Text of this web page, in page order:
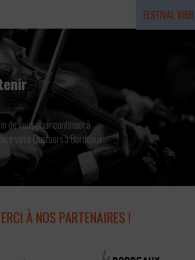
FESTIVAL
Résidence
de vous pour continuer à
vivre Quatuors à Bordeaux
À NOS PARTENAIRES !